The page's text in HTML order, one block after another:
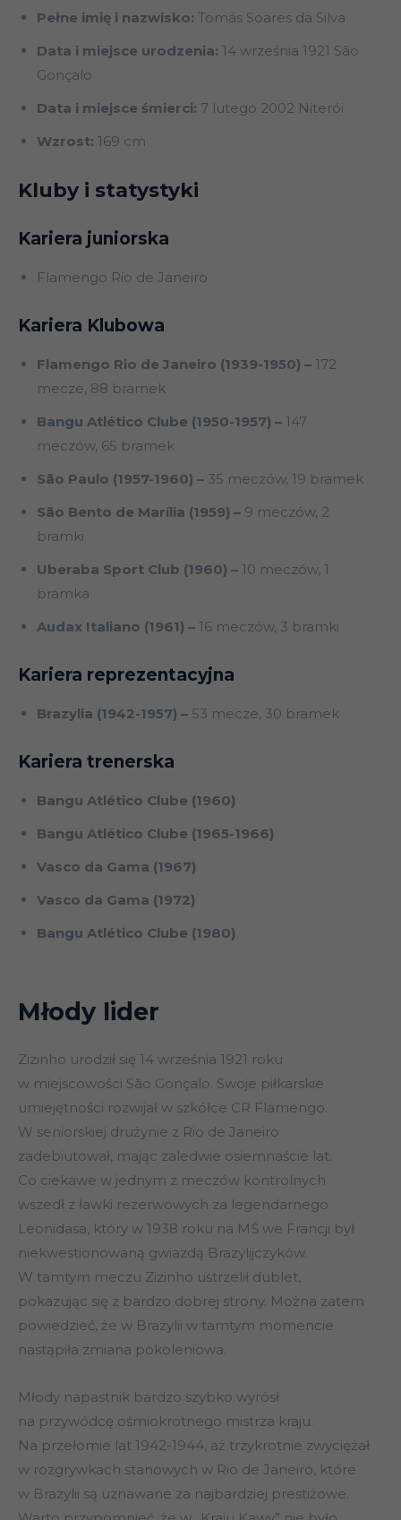
Pełne imię i nazwisko: Tomás Soares da Silva
Data i miejsce urodzenia: 14 września 1921 São
Gonçalo
Data i miejsce śmierci: 7 lutego 2002 Niterói
Wzrost: 169 cm
Kluby i statystyki
Kariera juniorska
Flamengo Rio de Janeiro
Kariera Klubowa
Flamengo Rio de Janeiro (1939-1950) – 172
mecze, 88 bramek
Bangu Atlético Clube (1950-1957) – 147
meczów, 65 bramek
São Paulo (1957-1960) – 35 meczów, 19 bramek
São Bento de Marília (1959) – 9 meczów, 2
bramki
Uberaba Sport Club (1960) – 10 meczów, 1
bramka
Audax Italiano (1961) – 16 meczów, 3 bramki
Kariera reprezentacyjna
Brazylia (1942-1957) – 53 mecze, 30 bramek
Kariera trenerska
Bangu Atlético Clube (1960)
Bangu Atlético Clube (1965-1966)
Vasco da Gama (1967)
Vasco da Gama (1972)
Bangu Atlético Clube (1980)
Młody lider
Zizinho urodził się 14 września 1921 roku
w miejscowości São Gonçalo. Swoje piłkarskie
umiejętności rozwijał w szkółce CR Flamengo.
W seniorskiej drużynie z Rio de Janeiro
zadebiutował, mając zaledwie osiemnaście lat.
Co ciekawe w jednym z meczów kontrolnych
wszedł z ławki rezerwowych za legendarnego
Leonidasa, który w 1938 roku na MŚ we Francji był
niekwestionowaną gwiazdą Brazylijczyków.
W tamtym meczu Zizinho ustrzelił dublet,
pokazując się z bardzo dobrej strony. Można zatem
powiedzieć, że w Brazylii w tamtym momencie
nastąpiła zmiana pokoleniowa.
Młody napastnik bardzo szybko wyrósł
na przywódcę ośmiokrotnego mistrza kraju.
Na przełomie lat 1942-1944, aż trzykrotnie zwyciężał
w rozgrywkach stanowych w Rio de Janeiro, które
w Brazylii są uznawane za najbardziej prestiżowe.